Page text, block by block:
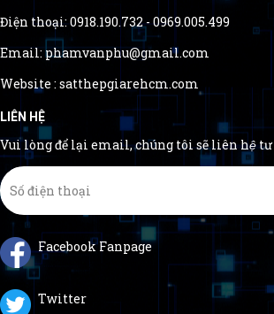
Điện thoại: 0918.190.732 - 0969.005.499
Email: phamvanphu@gmail.com
Website : satthepgiarehcm.com
LIÊN HỆ
Vui lòng để lại email, chúng tôi sẽ liên hệ tư
Facebook Fanpage
Twitter